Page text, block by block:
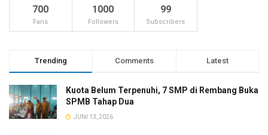
700
Fans
1000
Followers
99
Subscribers
Trending Comments Latest
Kuota Belum Terpenuhi, 7 SMP di Rembang Buka
SPMB Tahap Dua
JUNI 13, 2026